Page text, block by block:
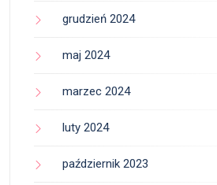
grudzień 2024
maj 2024
marzec 2024
luty 2024
październik 2023